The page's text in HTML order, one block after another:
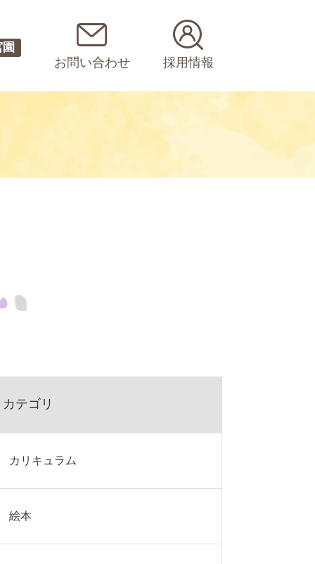
園
お問い合わせ 採用情報
カテゴリ
カリキュラム
絵本